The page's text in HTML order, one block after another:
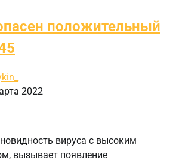
положительный
2022
вируса с высоким
вызывает появление